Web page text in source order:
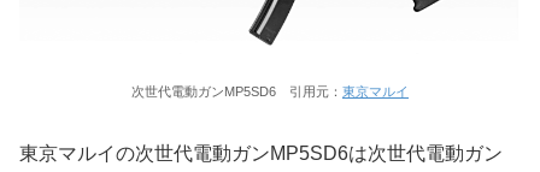
次世代電動ガンMP5SD6 引用元： 東京マルイ
東京マルイの次世代電動ガンMP5SD6は次世代電動ガン